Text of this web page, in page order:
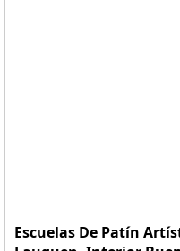
Escuelas De Patín